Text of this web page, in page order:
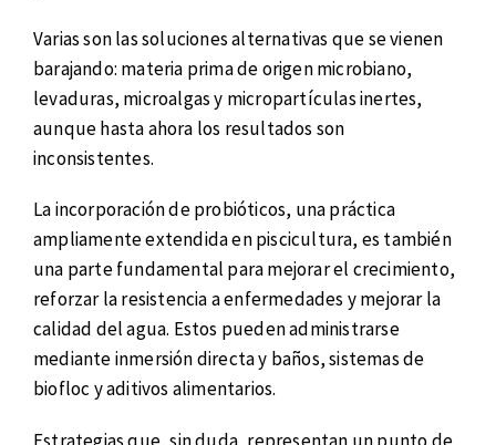
Varias son las soluciones alternativas que se vienen
barajando: materia prima de origen microbiano,
levaduras, microalgas y micropartículas inertes,
aunque hasta ahora los resultados son
inconsistentes.
La incorporación de probióticos, una práctica
ampliamente extendida en piscicultura, es también
una parte fundamental para mejorar el crecimiento,
reforzar la resistencia a enfermedades y mejorar la
calidad del agua. Estos pueden administrarse
mediante inmersión directa y baños, sistemas de
biofloc y aditivos alimentarios.